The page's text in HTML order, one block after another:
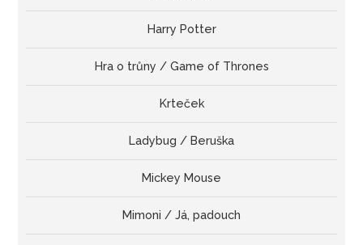
Harry Potter
Hra o trůny / Game of Thrones
Krteček
Ladybug / Beruška
Mickey Mouse
Mimoni / Já, padouch